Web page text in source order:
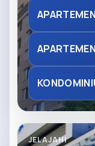
APARTEMEN
JELAJAHI